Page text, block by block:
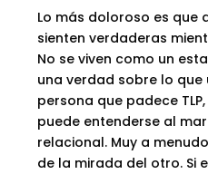
Lo más doloroso es que
sienten verdaderas
No se viven como un
una verdad sobre lo que
persona que padece
puede entenderse al
relacional. Muy a
de la mirada del otro. Si